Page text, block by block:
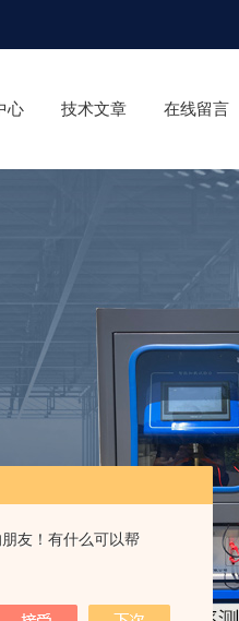
友！有什么可以帮
心 技术文章 在线留言